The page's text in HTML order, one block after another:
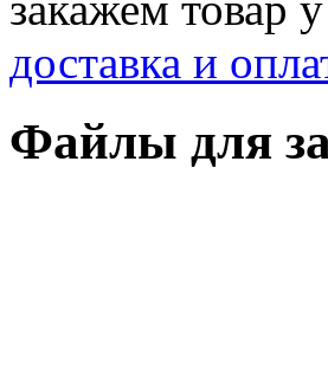
доставка и
Файлы для